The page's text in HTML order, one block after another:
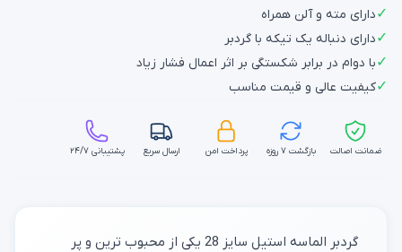
✓دارای مته و آلن همراه
✓دارای دنباله یک تیکه با گردبر
✓با دوام در برابر شکستگی بر اثر اعمال فشار زیاد
✓کیفیت عالی و قیمت مناسب
ضمانت اصالت بازگشت ۷ روزه پرداخت امن ارسال سریع پشتیبانی ۲۴/۷
گردبر الماسه استیل سایز 28 یکی از محبوب ترین و پر